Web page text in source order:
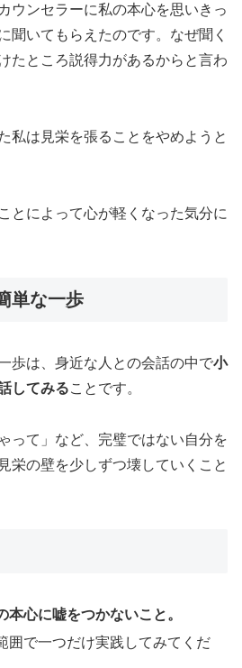
ウンセラーに私の本心を思いきっ
聞いてもらえたのです。なぜ聞く
たところ説得力があるからと言わ
私は見栄を張ることをやめようと
とによって心が軽くなった気分に
単な一歩
歩は、身近な人との会話の中で小
してみることです。
って」など、完璧ではない自分を
栄の壁を少しずつ壊していくこと
本心に嘘をつかないこと。
囲で一つだけ実践してみてくだ